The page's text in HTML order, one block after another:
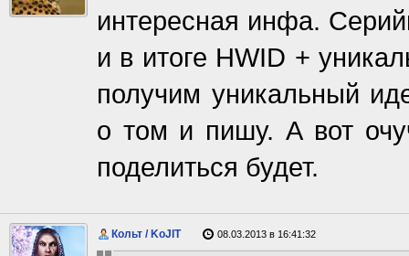
интересная инфа.
и в итоге HWID +
получим уникальный
о том и пишу. А вот
поделиться будет.
Кольт / KoJIT 08.03.2013 в 16:41:32